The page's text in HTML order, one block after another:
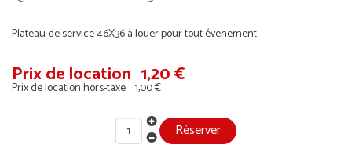
Plateau de service 46X36 à louer pour tout évenement
Prix ​​de location 1,20 €
Prix de location hors-taxe 1,00 €